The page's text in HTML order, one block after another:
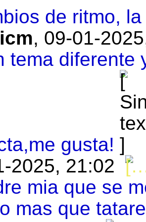
de ritmo,
, 09-01-
tema diferente
gusta!
2025, 21:02
mia que se
mas que